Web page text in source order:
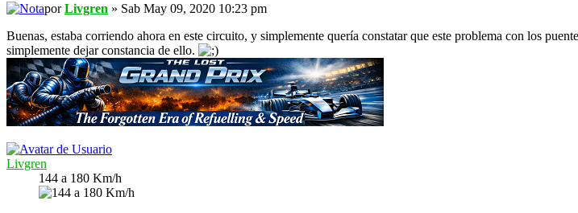
porLivgren » Sab May 09, 2020 10:23 pm
Buenas, estaba corriendo ahora en este circuito, y simplemente quería constatar que este problema con los
simplemente dejar constancia de ello.
Livgren
144 a 180 Km/h